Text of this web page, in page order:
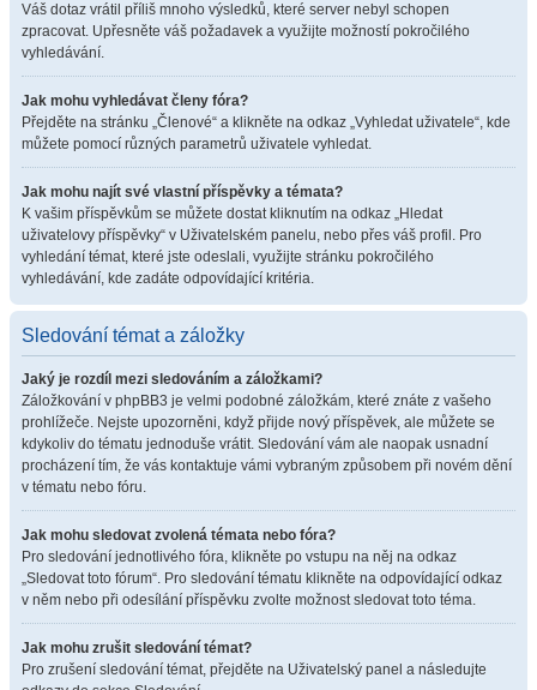
Váš dotaz vrátil příliš mnoho výsledků, které server nebyl schopen
zpracovat. Upřesněte váš požadavek a využijte možností pokročilého
vyhledávání.
Jak mohu vyhledávat členy fóra?
Přejděte na stránku „Členové“ a klikněte na odkaz „Vyhledat uživatele“, kde
můžete pomocí různých parametrů uživatele vyhledat.
Jak mohu najít své vlastní příspěvky a témata?
K vašim příspěvkům se můžete dostat kliknutím na odkaz „Hledat
uživatelovy příspěvky“ v Uživatelském panelu, nebo přes váš profil. Pro
vyhledání témat, které jste odeslali, využijte stránku pokročilého
vyhledávání, kde zadáte odpovídající kritéria.
Sledování témat a záložky
Jaký je rozdíl mezi sledováním a záložkami?
Záložkování v phpBB3 je velmi podobné záložkám, které znáte z vašeho
prohlížeče. Nejste upozorněni, když přijde nový příspěvek, ale můžete se
kdykoliv do tématu jednoduše vrátit. Sledování vám ale naopak usnadní
procházení tím, že vás kontaktuje vámi vybraným způsobem při novém dění
v tématu nebo fóru.
Jak mohu sledovat zvolená témata nebo fóra?
Pro sledování jednotlivého fóra, klikněte po vstupu na něj na odkaz
„Sledovat toto fórum“. Pro sledování tématu klikněte na odpovídající odkaz
v něm nebo při odesílání příspěvku zvolte možnost sledovat toto téma.
Jak mohu zrušit sledování témat?
Pro zrušení sledování témat, přejděte na Uživatelský panel a následujte